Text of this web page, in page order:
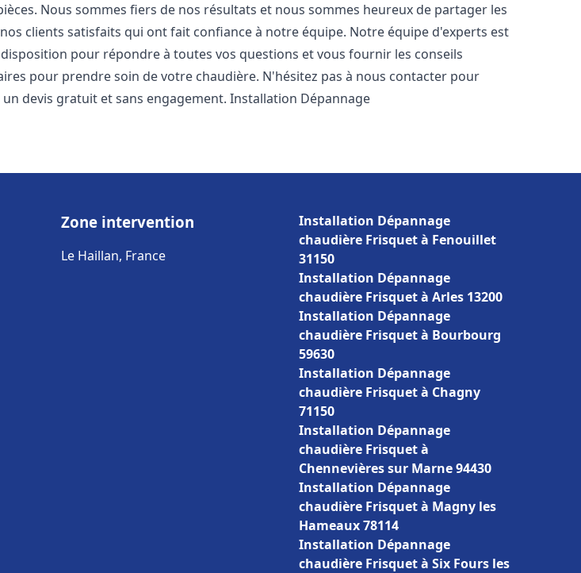
Nous sommes fiers de nos résultats et nous sommes heureux de partager les
clients satisfaits qui ont fait confiance à notre équipe. Notre équipe d'experts est
pour répondre à toutes vos questions et vous fournir les conseils
pour prendre soin de votre chaudière. N'hésitez pas à nous contacter pour
devis gratuit et sans engagement. Installation Dépannage
Zone intervention
Le Haillan, France
Installation Dépannage
chaudière Frisquet à Fenouillet
31150
Installation Dépannage
chaudière Frisquet à Arles 13200
Installation Dépannage
chaudière Frisquet à Bourbourg
59630
Installation Dépannage
chaudière Frisquet à Chagny
71150
Installation Dépannage
chaudière Frisquet à
Chennevières sur Marne 94430
Installation Dépannage
chaudière Frisquet à Magny les
Hameaux 78114
Installation Dépannage
chaudière Frisquet à Six Fours les